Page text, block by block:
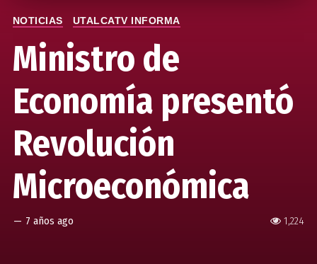
1,224
NOTICIAS UTALCATV INFORMA
Ministro de
Economía presentó
Revolución
Microeconómica
— 7 años ago